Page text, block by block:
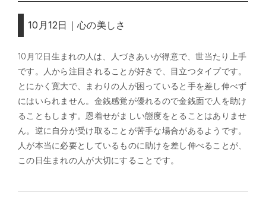
10月12日｜心の美しさ
10月12日生まれの人は、人づきあいが得意で、世当たり上手
です。人から注目されることが好きで、目立つタイプです。
とにかく寛大で、まわりの人が困っていると手を差し伸べず
にはいられません。金銭感覚が優れるので金銭面で人を助け
ることもします。恩着せがましい態度をとることはありませ
ん。逆に自分が受け取ることが苦手な場合があるようです。
人が本当に必要としているものに助けを差し伸べることが、
この日生まれの人が大切にすることです。